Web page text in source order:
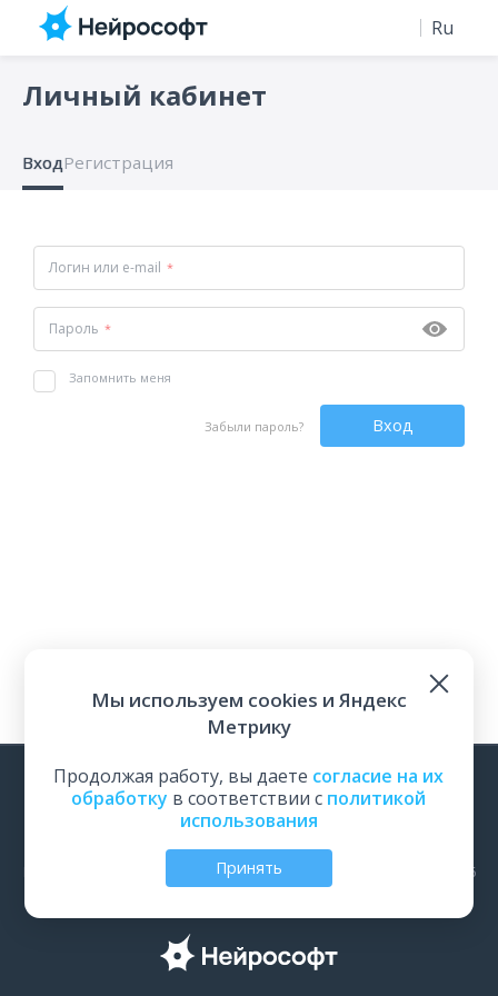
Ru
Личный кабинет
ВходРегистрация
Логин или e-mail
Пароль
Запомнить меня
Забыли пароль?
Все права защищены | ООО «Нейрософт», Иваново, Россия, 2026
Мы используем cookies и Яндекс
Метрику
Продолжая работу, вы даете согласие на их
обработку в соответствии с политикой
использования
Принять